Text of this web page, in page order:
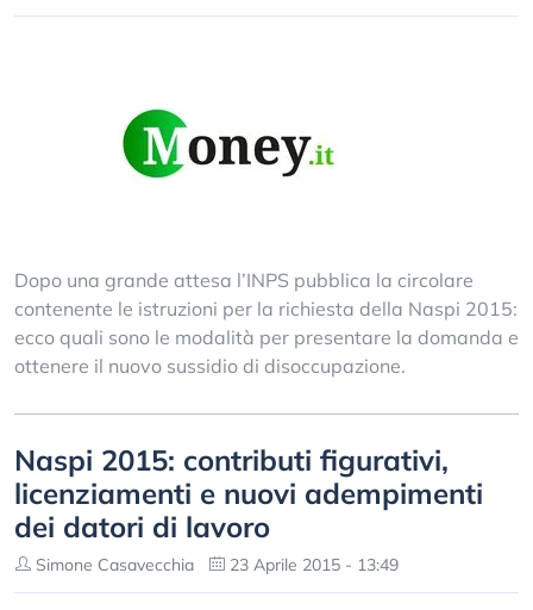
Dopo una grande attesa l’INPS pubblica la circolare
contenente le istruzioni per la richiesta della Naspi 2015:
ecco quali sono le modalità per presentare la domanda e
ottenere il nuovo sussidio di disoccupazione.
Naspi 2015: contributi figurativi,
licenziamenti e nuovi adempimenti
dei datori di lavoro
Simone Casavecchia 23 Aprile 2015 - 13:49